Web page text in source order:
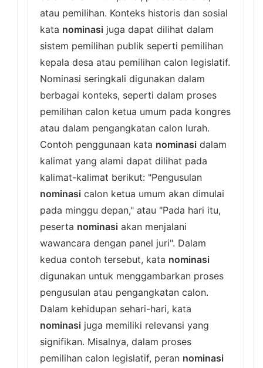
atau pemilihan. Konteks historis dan sosial
kata nominasi juga dapat dilihat dalam
sistem pemilihan publik seperti pemilihan
kepala desa atau pemilihan calon legislatif.
Nominasi seringkali digunakan dalam
berbagai konteks, seperti dalam proses
pemilihan calon ketua umum pada kongres
atau dalam pengangkatan calon lurah.
Contoh penggunaan kata nominasi dalam
kalimat yang alami dapat dilihat pada
kalimat-kalimat berikut: "Pengusulan
nominasi calon ketua umum akan dimulai
pada minggu depan," atau "Pada hari itu,
peserta nominasi akan menjalani
wawancara dengan panel juri". Dalam
kedua contoh tersebut, kata nominasi
digunakan untuk menggambarkan proses
pengusulan atau pengangkatan calon.
Dalam kehidupan sehari-hari, kata
nominasi juga memiliki relevansi yang
signifikan. Misalnya, dalam proses
pemilihan calon legislatif, peran nominasi